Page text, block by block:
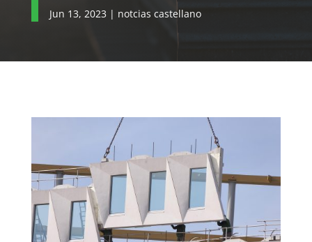
Jun 13, 2023 | notcias castellano